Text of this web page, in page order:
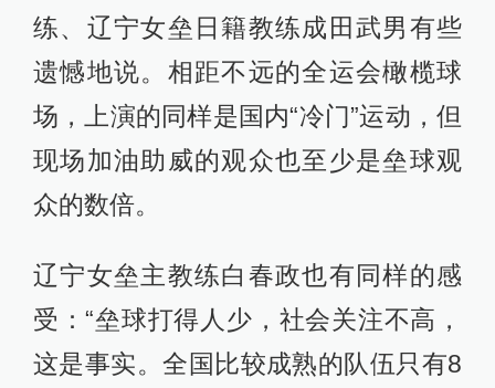
练、辽宁女垒日籍教练成田武男有些
遗憾地说。相距不远的全运会橄榄球
场，上演的同样是国内“冷门”运动，但
现场加油助威的观众也至少是垒球观
众的数倍。
辽宁女垒主教练白春政也有同样的感
受：“垒球打得人少，社会关注不高，
这是事实。全国比较成熟的队伍只有8